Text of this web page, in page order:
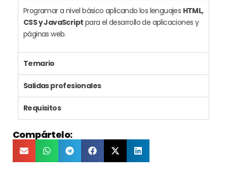
Programar a nivel básico aplicando los lenguajes HTML,
CSS y JavaScript para el desarrollo de aplicaciones y
páginas web.
Temario
Salidas profesionales
Requisitos
Compártelo: